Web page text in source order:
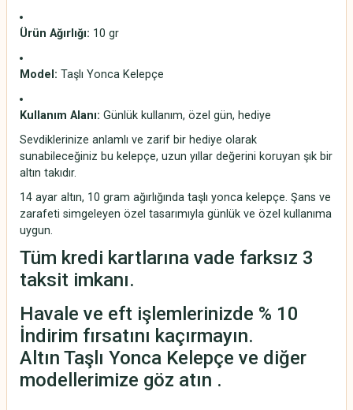
Ürün Ağırlığı: 10 gr
Model: Taşlı Yonca Kelepçe
Kullanım Alanı: Günlük kullanım, özel gün, hediye
Sevdiklerinize anlamlı ve zarif bir hediye olarak
sunabileceğiniz bu kelepçe, uzun yıllar değerini koruyan şık bir
altın takıdır.
14 ayar altın, 10 gram ağırlığında taşlı yonca kelepçe. Şans ve
zarafeti simgeleyen özel tasarımıyla günlük ve özel kullanıma
uygun.
Tüm kredi kartlarına vade farksız 3
taksit imkanı.
Havale ve eft işlemlerinizde % 10
İndirim fırsatını kaçırmayın.
Altın Taşlı Yonca Kelepçe ve diğer
modellerimize göz atın .